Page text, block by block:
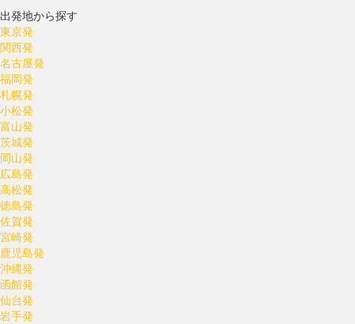
出発地から探す
東京発
関西発
名古屋発
福岡発
札幌発
小松発
富山発
茨城発
岡山発
広島発
高松発
徳島発
佐賀発
宮崎発
鹿児島発
沖縄発
函館発
仙台発
岩手発